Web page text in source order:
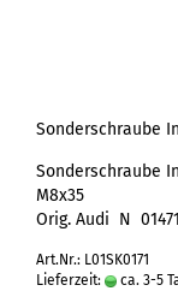
Sonderschraube
Sonderschraube
M8x35
Orig. Audi N
Art.Nr.: L01SK0171
Lieferzeit:
ca. 3-5